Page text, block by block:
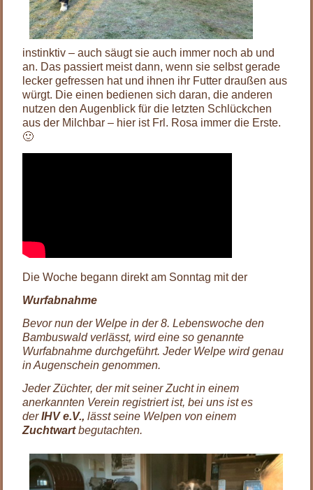
instinktiv – auch säugt sie auch immer noch ab und
an. Das passiert meist dann, wenn sie selbst gerade
lecker gefressen hat und ihnen ihr Futter draußen aus
würgt. Die einen bedienen sich daran, die anderen
nutzen den Augenblick für die letzten Schlückchen
aus der Milchbar – hier ist Frl. Rosa immer die Erste.
🙂
Die Woche begann direkt am Sonntag mit der
Wurfabnahme
Bevor nun der Welpe in der 8. Lebenswoche den
Bambuswald verlässt, wird eine so genannte
Wurfabnahme durchgeführt. Jeder Welpe wird genau
in Augenschein genommen.
Jeder Züchter, der mit seiner Zucht in einem
anerkannten Verein registriert ist, bei uns ist es
derIHV e.V., lässt seine Welpen von einem
Zuchtwartbegutachten.